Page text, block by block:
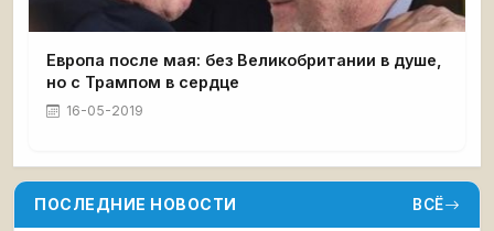
Европа после мая: без Великобритании в душе,
но с Трампом в сердце
16-05-2019
ПОСЛЕДНИЕ НОВОСТИ ВСЁ